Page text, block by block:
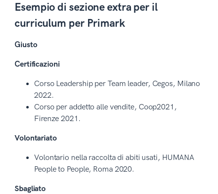
Esempio di sezione extra per il
curriculum per Primark
Giusto
Certificazioni
Corso Leadership per Team leader, Cegos, Milano
2022.
Corso per addetto alle vendite, Coop2021,
Firenze 2021.
Volontariato
Volontario nella raccolta di abiti usati, HUMANA
People to People, Roma 2020.
Sbagliato